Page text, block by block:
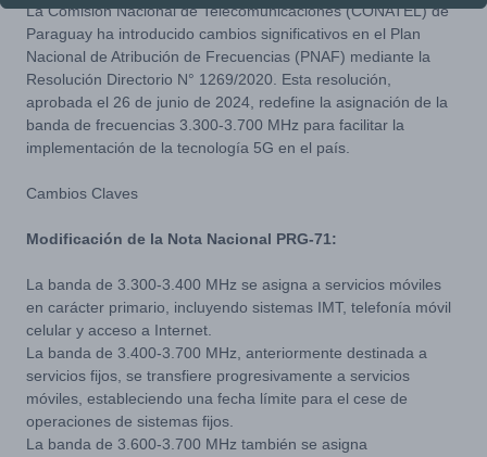
La Comisión Nacional de Telecomunicaciones (CONATEL) de
Paraguay ha introducido cambios significativos en el Plan
Nacional de Atribución de Frecuencias (PNAF) mediante la
Resolución Directorio N° 1269/2020 . Esta resolución,
aprobada el 26 de junio de 2024, redefine la asignación de la
banda de frecuencias 3.300-3.700 MHz para facilitar la
implementación de la tecnología 5G en el país.
Cambios Claves
Modificación de la Nota Nacional PRG-71:
La banda de 3.300-3.400 MHz se asigna a servicios móviles
en carácter primario, incluyendo sistemas IMT, telefonía móvil
celular y acceso a Internet.
La banda de 3.400-3.700 MHz, anteriormente destinada a
servicios fijos, se transfiere progresivamente a servicios
móviles, estableciendo una fecha límite para el cese de
operaciones de sistemas fijos.
La banda de 3.600-3.700 MHz también se asigna